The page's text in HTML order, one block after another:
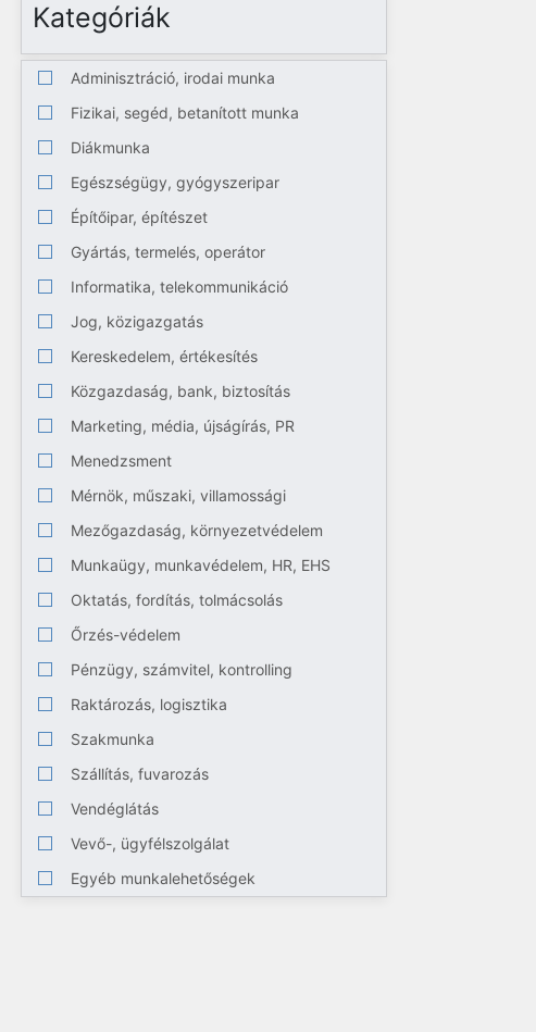
Kategóriák
Adminisztráció, irodai munka
Fizikai, segéd, betanított munka
Diákmunka
Egészségügy, gyógyszeripar
Építőipar, építészet
Gyártás, termelés, operátor
Informatika, telekommunikáció
Jog, közigazgatás
Kereskedelem, értékesítés
Közgazdaság, bank, biztosítás
Marketing, média, újságírás, PR
Menedzsment
Mérnök, műszaki, villamossági
Mezőgazdaság, környezetvédelem
Munkaügy, munkavédelem, HR, EHS
Oktatás, fordítás, tolmácsolás
Őrzés-védelem
Pénzügy, számvitel, kontrolling
Raktározás, logisztika
Szakmunka
Szállítás, fuvarozás
Vendéglátás
Vevő-, ügyfélszolgálat
Egyéb munkalehetőségek